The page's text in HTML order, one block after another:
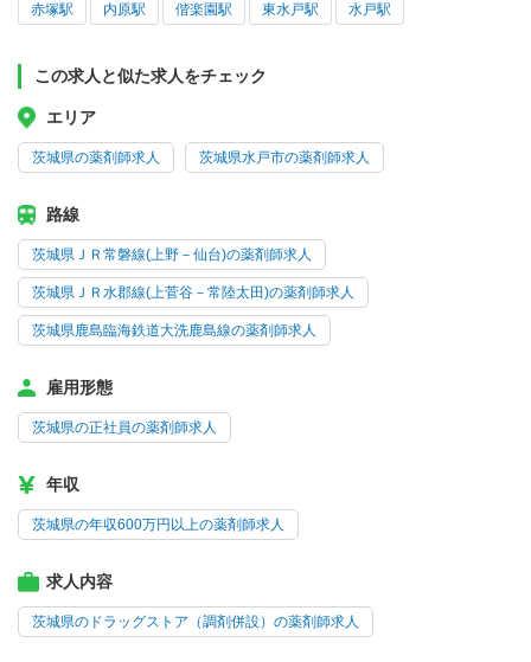
赤塚駅 内原駅 偕楽園駅 東水戸駅 水戸駅
この求人と似た求人をチェック
エリア
茨城県の薬剤師求人 茨城県水戸市の薬剤師求人
路線
茨城県ＪＲ常磐線(上野－仙台)の薬剤師求人
茨城県ＪＲ水郡線(上菅谷－常陸太田)の薬剤師求人
茨城県鹿島臨海鉄道大洗鹿島線の薬剤師求人
雇用形態
茨城県の正社員の薬剤師求人
年収
茨城県の年収600万円以上の薬剤師求人
求人内容
茨城県のドラッグストア（調剤併設）の薬剤師求人